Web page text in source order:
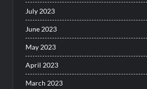
July 2023
June 2023
May 2023
April 2023
March 2023